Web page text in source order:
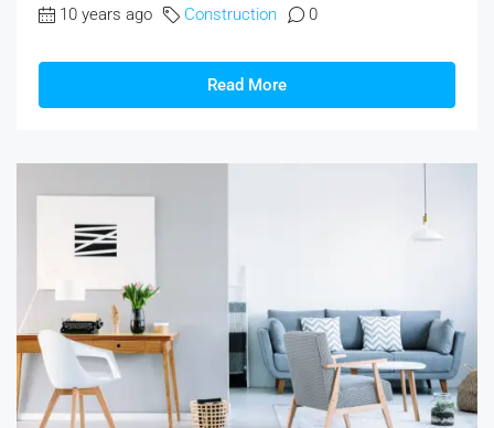
10 years ago Construction 0
Read More